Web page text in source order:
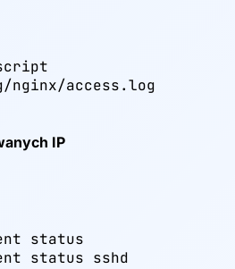
access.log
IP
status
status sshd